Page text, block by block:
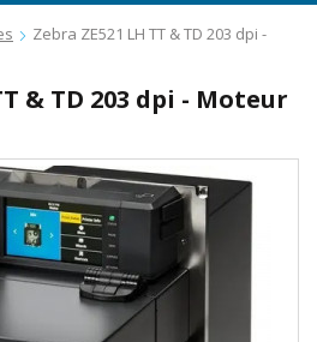
Zebra ZE521 LH TT & TD 203 dpi -
& TD 203 dpi - Moteur